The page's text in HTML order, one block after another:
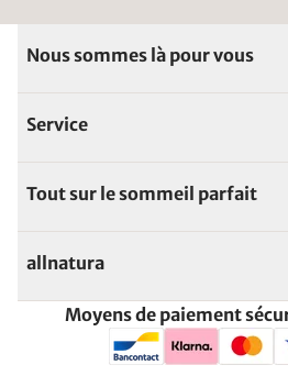
Nous sommes là pour vous
Service
Tout sur le sommeil parfait
allnatura
Moyens de paiement